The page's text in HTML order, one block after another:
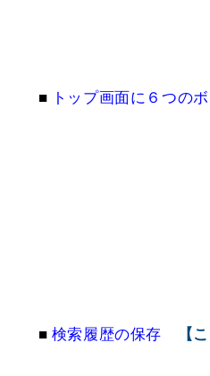
■ トップ画面に６つの
■ 検索履歴の保存 【